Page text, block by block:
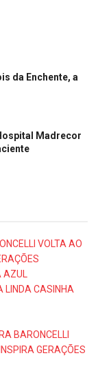
da Enchente, a
Madrecor
VOLTA AO
AZUL
LINDA CASINHA
BARONCELLI
GERAÇÕES